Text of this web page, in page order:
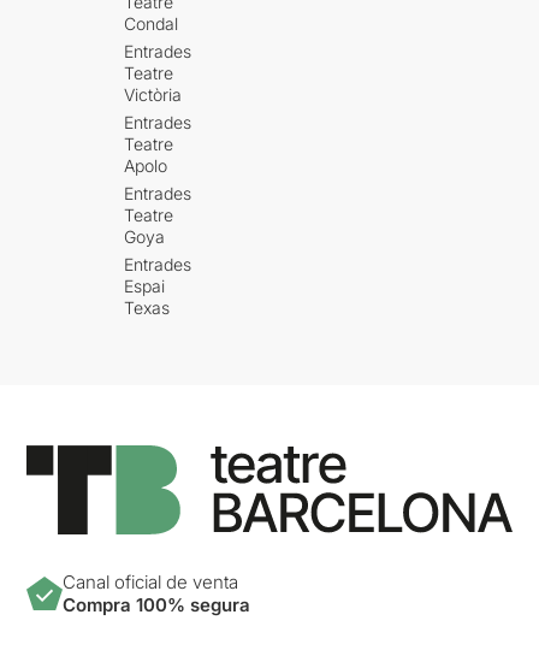
Condal
Entrades
Teatre
Victòria
Entrades
Teatre
Apolo
Entrades
Teatre
Goya
Entrades
Espai
Texas
Canal oficial de venta
Compra 100% segura